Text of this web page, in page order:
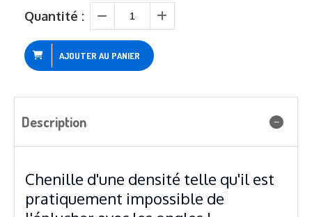
Quantité :
AJOUTER AU PANIER
Description
Chenille d'une densité telle qu'il est
pratiquement impossible de